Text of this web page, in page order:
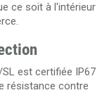
ce soit à l'intérieur
SL est certifiée IP67
résistance contre